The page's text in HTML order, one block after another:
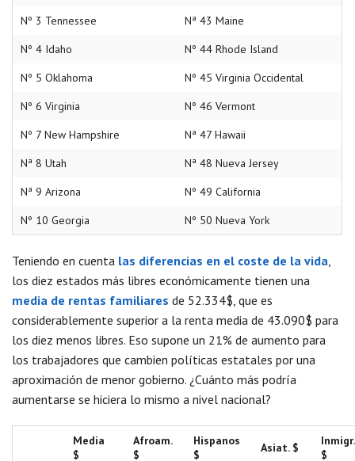
Nº 3 Tennessee
Nª 43 Maine
Nº 4 Idaho
Nº 44 Rhode Island
Nº 5 Oklahoma
Nº 45 Virginia Occidental
Nº 6 Virginia
Nº 46 Vermont
Nº 7 New Hampshire
Nª 47 Hawaii
Nª 8 Utah
Nª 48 Nueva Jersey
Nª 9 Arizona
Nº 49 California
Nº 10 Georgia
Nº 50 Nueva York
Teniendo en cuenta las diferencias en el coste de la vida,
los diez estados más libres económicamente tienen una
media de rentas familiares de 52.334$, que es
considerablemente superior a la renta media de 43.090$ para
los diez menos libres. Eso supone un 21% de aumento para
los trabajadores que cambien políticas estatales por una
aproximación de menor gobierno. ¿Cuánto más podría
aumentarse se hiciera lo mismo a nivel nacional?
Media
$
Afroam.
$
Hispanos
$
Asiat. $
Inmigr.
$